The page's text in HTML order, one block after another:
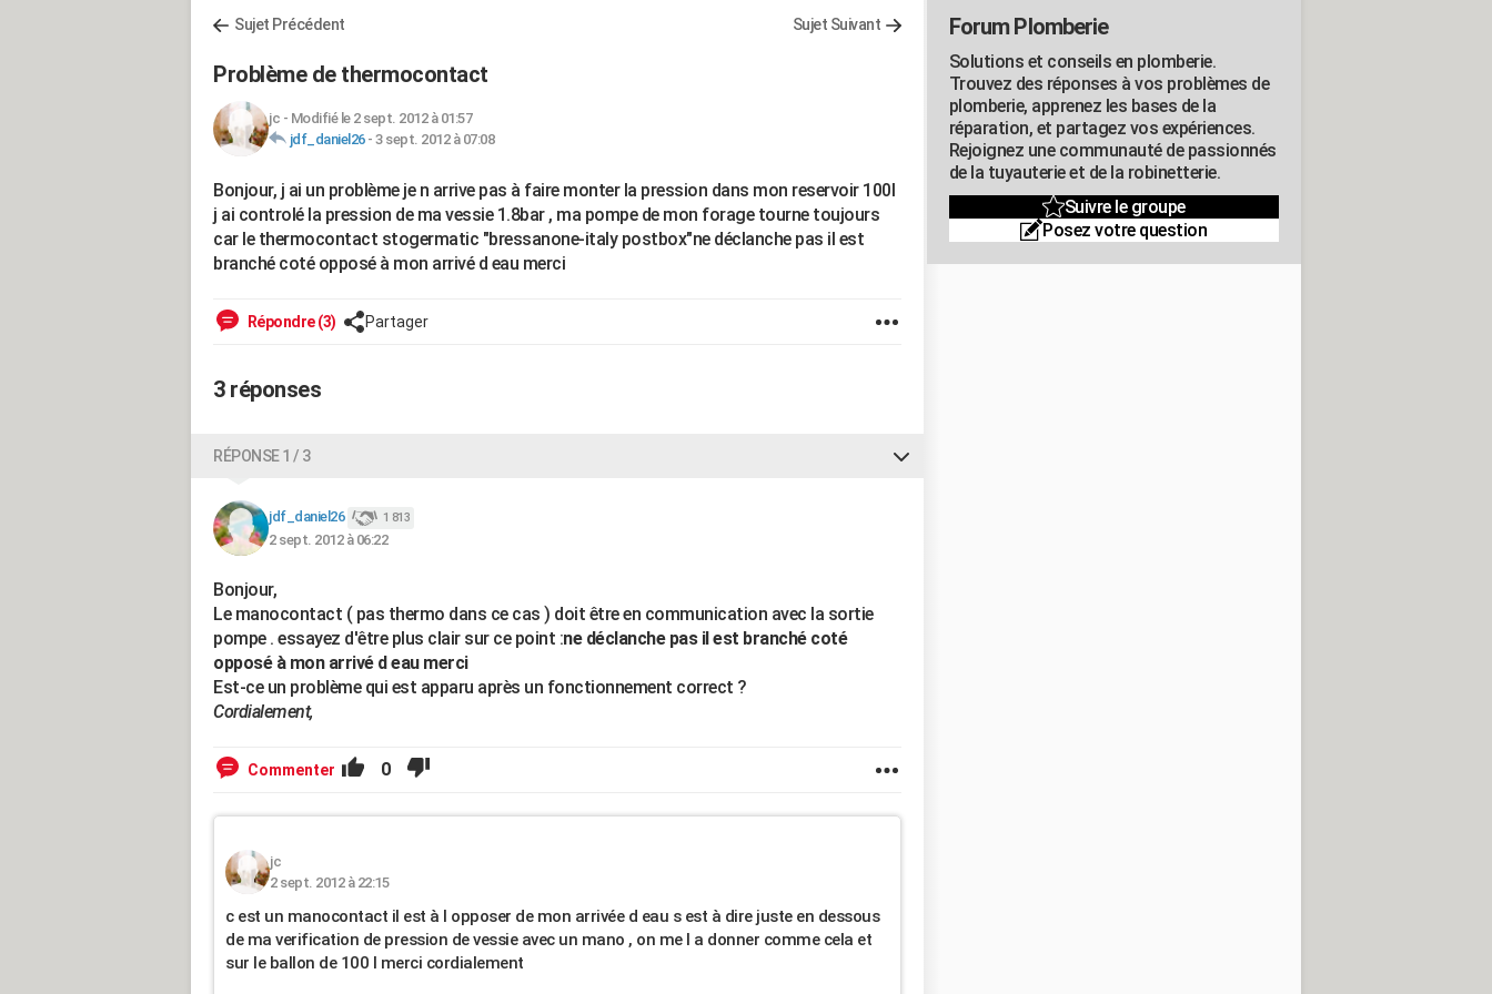
Sujet Précédent Sujet Suivant
Problème de thermocontact
jc - Modifié le 2 sept. 2012 à 01:57
jdf_daniel26- 3 sept. 2012 à 07:08
Bonjour, j ai un problème je n arrive pas à faire monter la pression dans mon reservoir 100l
j ai controlé la pression de ma vessie 1.8bar , ma pompe de mon forage tourne toujours
car le thermocontact stogermatic "bressanone-italy postbox"ne déclanche pas il est
branché coté opposé à mon arrivé d eau merci
Répondre (3) Partager
3 réponses
RÉPONSE 1 / 3
jdf_daniel26 1 813
2 sept. 2012 à 06:22
Bonjour,
Le manocontact ( pas thermo dans ce cas ) doit être en communication avec la sortie
pompe . essayez d'être plus clair sur ce point :ne déclanche pas il est branché coté
opposé à mon arrivé d eau merci
Est-ce un problème qui est apparu après un fonctionnement correct ?
Cordialement,
Commenter 0
jc
2 sept. 2012 à 22:15
c est un manocontact il est à l opposer de mon arrivée d eau s est à dire juste en dessous
de ma verification de pression de vessie avec un mano , on me l a donner comme cela et
sur le ballon de 100 l merci cordialement
Forum Plomberie
Solutions et conseils en plomberie.
Trouvez des réponses à vos problèmes de
plomberie, apprenez les bases de la
réparation, et partagez vos expériences.
Rejoignez une communauté de passionnés
de la tuyauterie et de la robinetterie.
Suivre le groupe
Posez votre question